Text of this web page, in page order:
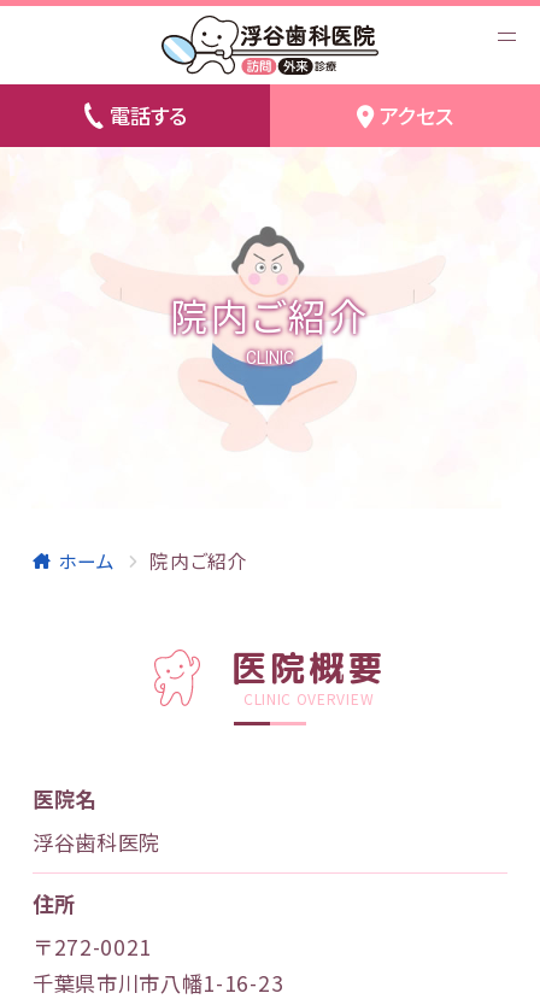
電話する アクセス
院内ご紹介
CLINIC
ホーム 院内ご紹介
医院概要
CLINIC OVERVIEW
医院名
浮谷歯科医院
住所
〒272-0021
千葉県市川市八幡1-16-23